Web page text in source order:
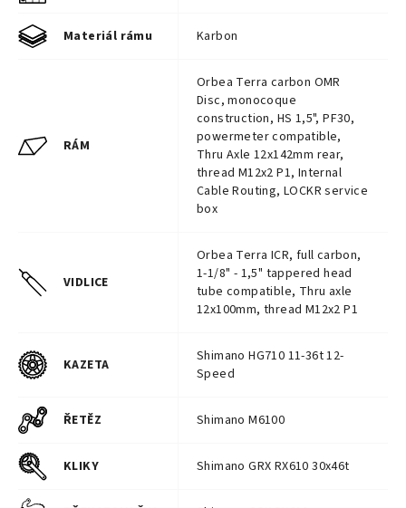
Materiál rámu Karbon
RÁM
Orbea Terra carbon OMR
Disc, monocoque
construction, HS 1,5", PF30,
powermeter compatible,
Thru Axle 12x142mm rear,
thread M12x2 P1, Internal
Cable Routing, LOCKR service
box
VIDLICE
Orbea Terra ICR, full carbon,
1-1/8" - 1,5" tappered head
tube compatible, Thru axle
12x100mm, thread M12x2 P1
KAZETA
Shimano HG710 11-36t 12-
Speed
ŘETĚZ Shimano M6100
KLIKY Shimano GRX RX610 30x46t